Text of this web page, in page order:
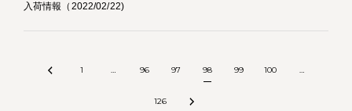
入荷情報（2022/02/22)
1 … 96 97 98 99 100 …
126